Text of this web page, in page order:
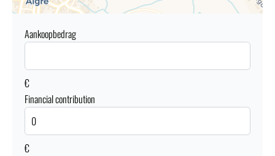
Aankoopbedrag
€
Financial contribution
€